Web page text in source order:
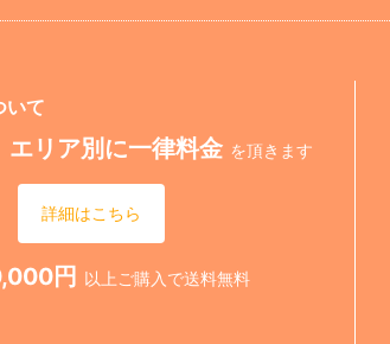
いて
エリア別に一律料金 を頂きます
詳細はこちら
円 以上ご購入で送料無料